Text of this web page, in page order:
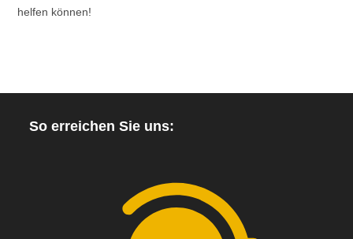
helfen können!
So erreichen Sie uns: